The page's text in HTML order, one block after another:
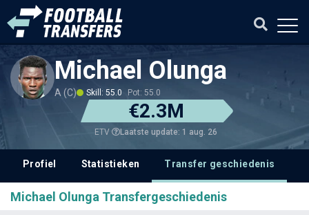
Michael Olunga
A (C) Skill: 55.0 Pot: 55.0
€2.3M
ETV Laatste update: 1 aug. 26
Profiel Statistieken Transfer geschiedenis
Michael Olunga Transfergeschiedenis